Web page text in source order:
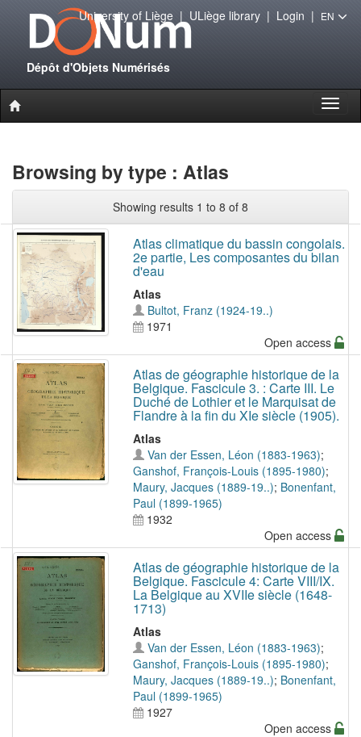
Dépôt d'Objets Numérisés
University of Liège| ULiège library| Login | EN
Browsing by type : Atlas
Showing results 1 to 8 of 8
Atlas climatique du bassin congolais.
2e partie, Les composantes du bilan
d'eau
Atlas
Bultot, Franz (1924-19..)
1971
Open access
Atlas de géographie historique de la
Belgique. Fascicule 3. : Carte III. Le
Duché de Lothier et le Marquisat de
Flandre à la fin du XIe siècle (1905).
Atlas
Van der Essen, Léon (1883-1963);
Ganshof, François-Louis (1895-1980);
Maury, Jacques (1889-19..); Bonenfant,
Paul (1899-1965)
1932
Open access
Atlas de géographie historique de la
Belgique. Fascicule 4: Carte VIII/IX.
La Belgique au XVIIe siècle (1648-
1713)
Atlas
Van der Essen, Léon (1883-1963);
Ganshof, François-Louis (1895-1980);
Maury, Jacques (1889-19..); Bonenfant,
Paul (1899-1965)
1927
Open access